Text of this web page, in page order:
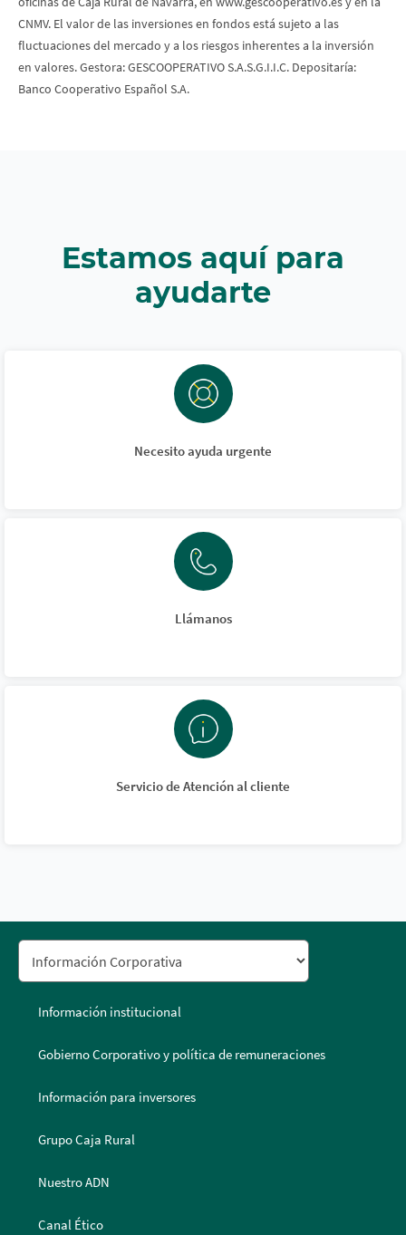
CNMV. El valor de las inversiones en fondos está sujeto a las
fluctuaciones del mercado y a los riesgos inherentes a la inversión
en valores. Gestora: GESCOOPERATIVO S.A.S.G.I.I.C. Depositaría:
Banco Cooperativo Español S.A.
Estamos aquí para
ayudarte
Necesito ayuda urgente
Llámanos
Servicio de Atención al cliente
Información institucional
Gobierno Corporativo y política de remuneraciones
Información para inversores
Grupo Caja Rural
Nuestro ADN
Canal Ético